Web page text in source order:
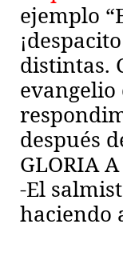
ejemplo
distintas.
después
GLORIA A
-El
haciendo